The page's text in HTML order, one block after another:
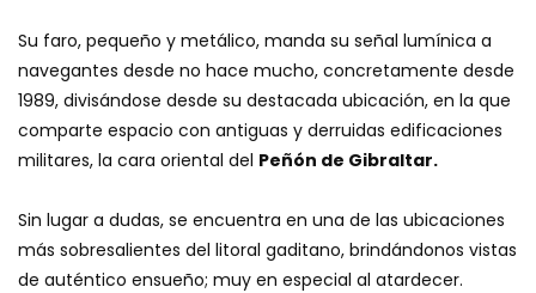
Su faro, pequeño y metálico, manda su señal lumínica a
navegantes desde no hace mucho, concretamente desde
1989, divisándose desde su destacada ubicación, en la que
comparte espacio con antiguas y derruidas edificaciones
militares, la cara oriental del Peñón de Gibraltar.
Sin lugar a dudas, se encuentra en una de las ubicaciones
más sobresalientes del litoral gaditano, brindándonos vistas
de auténtico ensueño; muy en especial al atardecer.